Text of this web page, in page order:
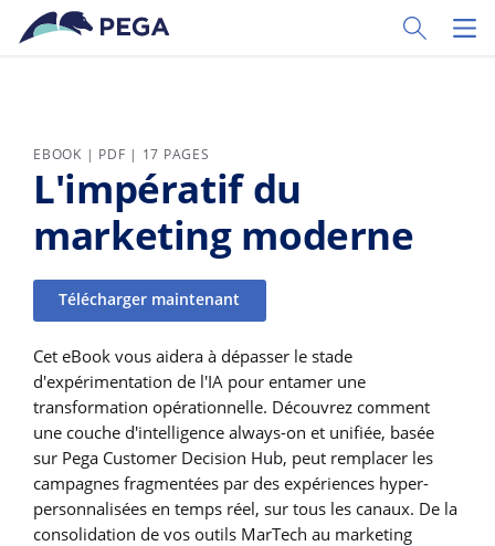
Passer directement au contenu principal
Toggle
EBOOK | PDF | 17 PAGES
L'impératif du
marketing moderne
Télécharger maintenant
Cet eBook vous aidera à dépasser le stade
d'expérimentation de l'IA pour entamer une
transformation opérationnelle. Découvrez comment
une couche d'intelligence always-on et unifiée, basée
sur Pega Customer Decision Hub, peut remplacer les
campagnes fragmentées par des expériences hyper-
personnalisées en temps réel, sur tous les canaux. De la
consolidation de vos outils MarTech au marketing